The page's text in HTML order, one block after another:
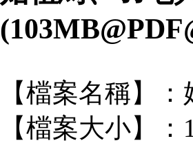
【檔案名稱】
【檔案大小】：